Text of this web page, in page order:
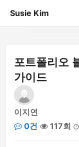
Susie Kim
게시판
포트폴리오
가이드
이지연
0건
117회